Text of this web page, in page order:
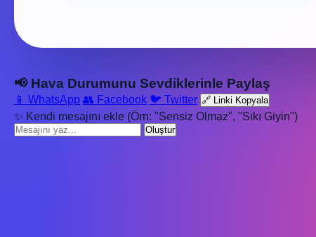
📢 Hava Durumunu Sevdiklerinle Paylaş
📱 WhatsApp 👥 Facebook 🐦 Twitter 🔗 Linki Kopyala
✨ Kendi mesajını ekle (Örn: "Sensiz Olmaz", "Sıkı Giyin")
Oluştur